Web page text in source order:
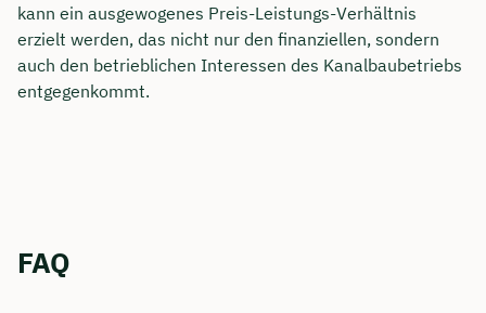
kann ein ausgewogenes Preis-Leistungs-Verhältnis
erzielt werden, das nicht nur den finanziellen, sondern
auch den betrieblichen Interessen des Kanalbaubetriebs
entgegenkommt.
FAQ